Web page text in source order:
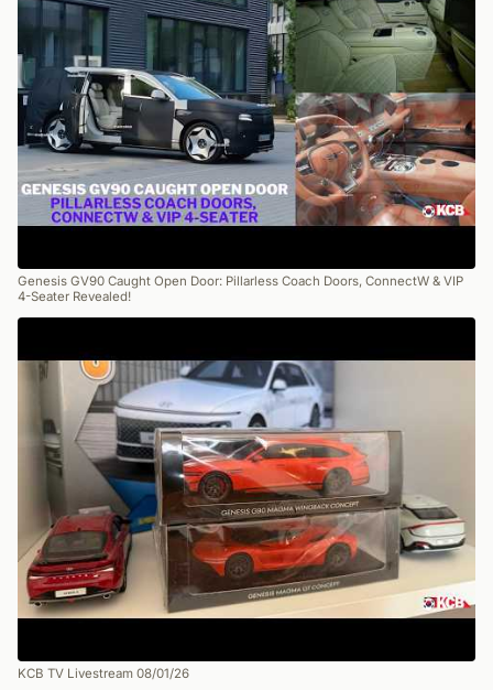
Genesis GV90 Caught Open Door: Pillarless Coach Doors, ConnectW & VIP
4-Seater Revealed!
KCB TV Livestream 08/01/26